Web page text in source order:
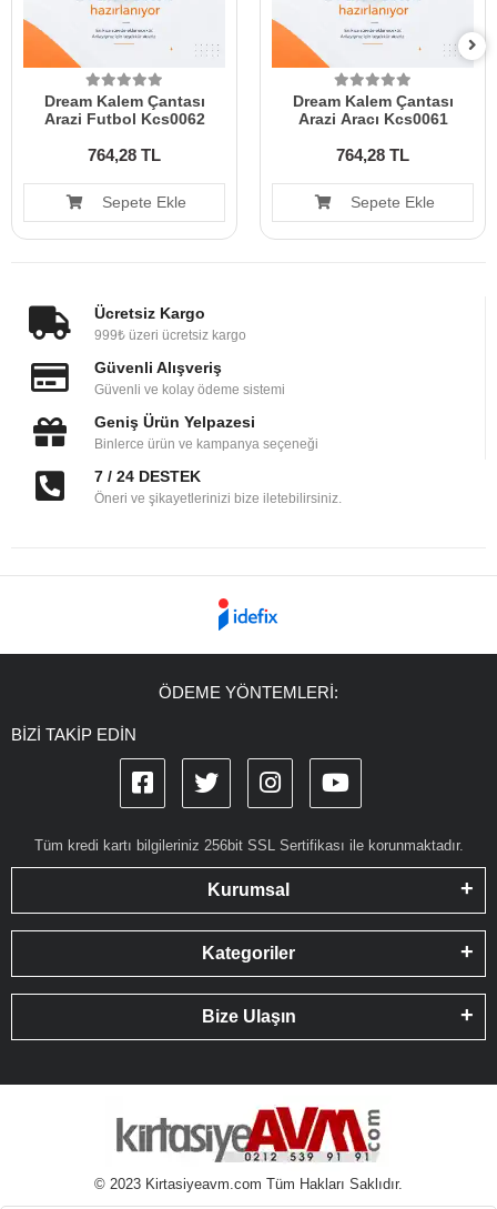
Dream Kalem Çantası
Arazi Futbol Kcs0062
764,28 TL
Sepete Ekle
Dream Kalem Çantası
Arazi Aracı Kcs0061
764,28 TL
Sepete Ekle
Ücretsiz Kargo
999₺ üzeri ücretsiz kargo
Güvenli Alışveriş
Güvenli ve kolay ödeme sistemi
Geniş Ürün Yelpazesi
Binlerce ürün ve kampanya seçeneği
7 / 24 DESTEK
Öneri ve şikayetlerinizi bize iletebilirsiniz.
ÖDEME YÖNTEMLERİ:
BİZİ TAKİP EDİN
Tüm kredi kartı bilgileriniz 256bit SSL Sertifikası ile korunmaktadır.
Kurumsal
Kategoriler
Bize Ulaşın
© 2023 Kirtasiyeavm.com Tüm Hakları Saklıdır.